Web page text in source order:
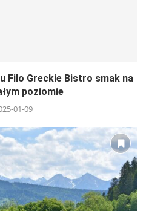
Filo Greckie Bistro smak na
poziomie
01-09